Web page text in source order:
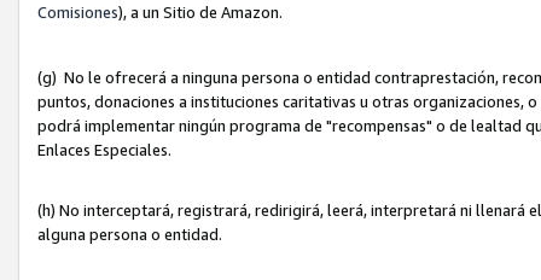
Comisiones), a un Sitio de Amazon.
(g) No le ofrecerá a ninguna persona o entidad contraprestación,
puntos, donaciones a instituciones caritativas u otras organizaciones,
podrá implementar ningún programa de "recompensas" o de lealtad
Enlaces Especiales.
(h) No interceptará, registrará, redirigirá, leerá, interpretará ni
alguna persona o entidad.